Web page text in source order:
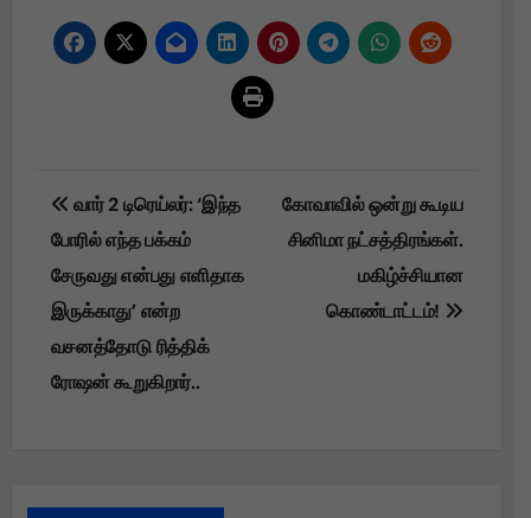
Post
navigation
வார் 2 டிரெய்லர்: ‘இந்த
போரில் எந்த பக்கம்
சேருவது என்பது எளிதாக
இருக்காது’ என்ற
வசனத்தோடு ரித்திக்
ரோஷன் கூறுகிறார்..
கோவாவில் ஒன்று கூடிய
சினிமா நட்சத்திரங்கள்.
மகிழ்ச்சியான
கொண்டாட்டம்!